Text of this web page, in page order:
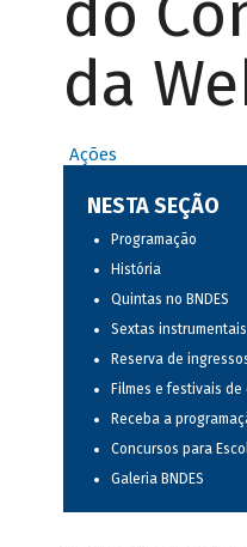
da
Ações
NESTA SEÇÃO
Programação
História
Quintas no BNDES
Sextas instrumentais
Reserva de
Filmes e festivais de
Receba a
Concursos para
Galeria BNDES